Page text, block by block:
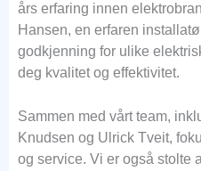
års erfaring innen
Hansen, en erfaren
godkjenning for ulike
deg kvalitet og effektivitet.
Sammen med vårt team,
Knudsen og Ulrick Tveit,
og service. Vi er også stolte